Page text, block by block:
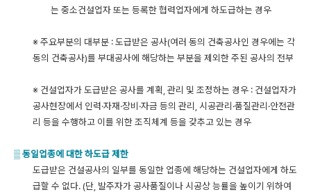
는 중소건설업자 또는 등록한 협력업자에게 하도급하는 경우
※ 주요부분의 대부분 : 도급받은 공사(여러 동의 건축공사인 경우에는 각
동의 건축공사)를 부대공사에 해당하는 부분을 제외한 주된 공사의 전부
※ 건설업자가 도급받은 공사를 계획, 관리 및 조정하는 경우 : 건설업자가
공사현장에서 인력·자재·장비·자금 등의 관리 시공관리·품질관리·안전관
리 등을 수행하고 이를 위한 조직체계 등을 갖추고 있는 경우
▒동일업종에 대한 하도급 제한
도급받은 건설공사의 일부를 동일한 업종에 해당하는 건설업자에게 하도
급할 수 없다. (단, 발주자가 공사품질이나 시공상 능률을 높이기 위하여